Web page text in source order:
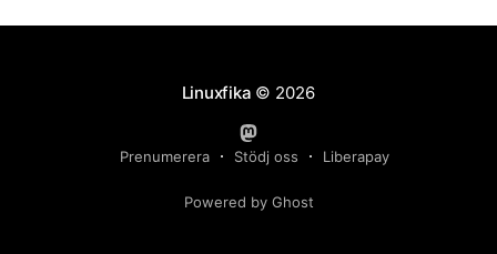
borjar-salja-dumma-glasogon/
Linuxfika © 2026
Prenumerera Stödj oss Liberapay
Powered by Ghost